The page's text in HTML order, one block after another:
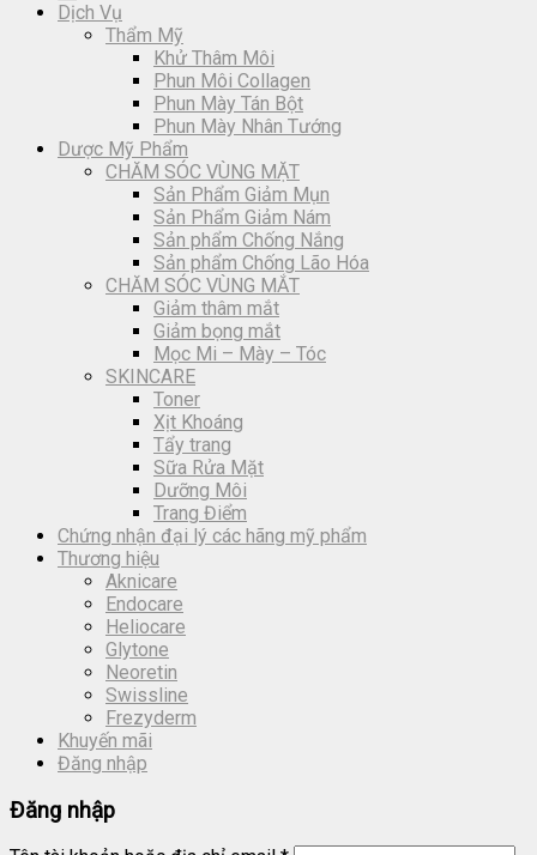
Dịch Vụ
Thẩm Mỹ
Khử Thâm Môi
Phun Môi Collagen
Phun Mày Tán Bột
Phun Mày Nhân Tướng
Dược Mỹ Phẩm
CHĂM SÓC VÙNG MẶT
Sản Phẩm Giảm Mụn
Sản Phẩm Giảm Nám
Sản phẩm Chống Nắng
Sản phẩm Chống Lão Hóa
CHĂM SÓC VÙNG MẮT
Giảm thâm mắt
Giảm bọng mắt
Mọc Mi – Mày – Tóc
SKINCARE
Toner
Xịt Khoáng
Tẩy trang
Sữa Rửa Mặt
Dưỡng Môi
Trang Điểm
Chứng nhận đại lý các hãng mỹ phẩm
Thương hiệu
Aknicare
Endocare
Heliocare
Glytone
Neoretin
Swissline
Frezyderm
Khuyến mãi
Đăng nhập
Đăng nhập